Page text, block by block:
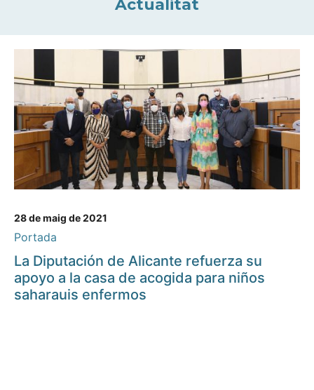
Actualitat
28 de maig de 2021
Portada
La Diputación de Alicante refuerza su
apoyo a la casa de acogida para niños
saharauis enfermos